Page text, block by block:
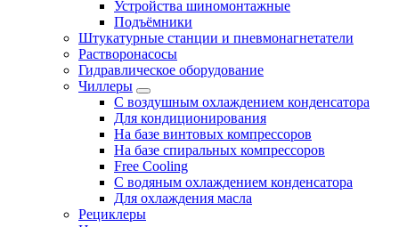
Устройства шиномонтажные
Подъёмники
Штукатурные станции и пневмонагнетатели
Растворонасосы
Гидравлическое оборудование
Чиллеры
С воздушным охлаждением конденсатора
Для кондиционирования
На базе винтовых компрессоров
На базе спиральных компрессоров
Free Cooling
С водяным охлаждением конденсатора
Для охлаждения масла
Рециклеры